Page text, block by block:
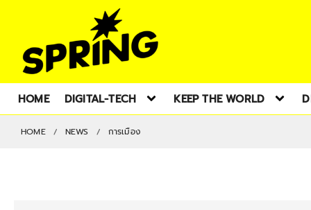
HOME DIGITAL-TECH KEEP THE WORLD
HOME NEWS การเมือง